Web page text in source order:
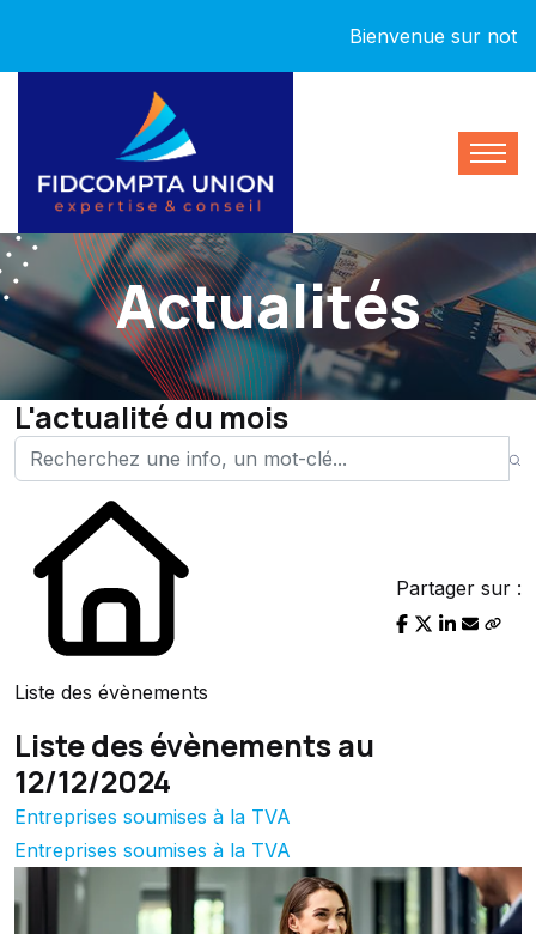
Bienvenue sur notre
Actualités
L'actualité du mois
Liste des évènements
Partager sur :
Liste des évènements au
12/12/2024
Entreprises soumises à la TVA
Entreprises soumises à la TVA